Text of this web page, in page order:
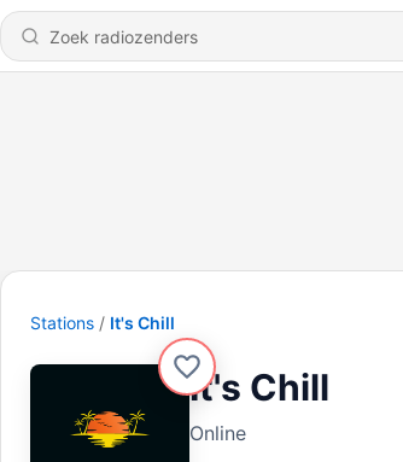
Stations It's Chill
It's Chill
Online